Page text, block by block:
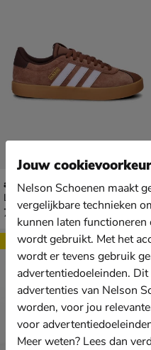
adidas VL Court 3.0
Lage sneakers - bruin
€ 79,99
79 ,99
Sale
Jouw
Nelson Schoenen maakt
vergelijkbare technieken
kunnen laten functioneren
wordt gebruikt. Met het
wordt er tevens gebruik
advertentiedoeleinden.
advertenties van Nelson
worden, voor jou
voor
Meer weten? Lees dan